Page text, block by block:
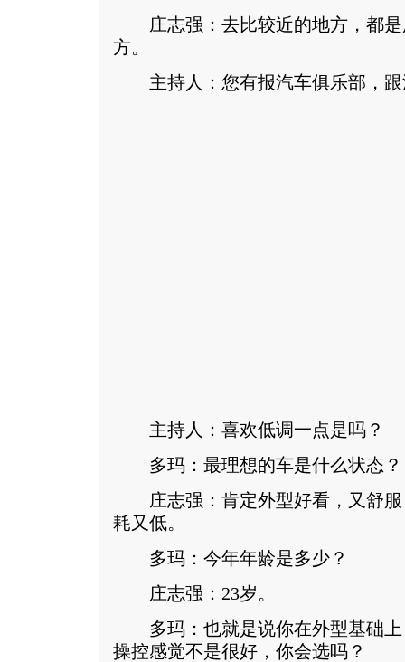
庄志强：去比较近的地方，都是
方。
主持人：您有报汽车俱乐部，跟
主持人：喜欢低调一点是吗？
多玛：最理想的车是什么状态？
庄志强：肯定外型好看，又舒服
耗又低。
多玛：今年年龄是多少？
庄志强：23岁。
多玛：也就是说你在外型基础上
操控感觉不是很好，你会选吗？